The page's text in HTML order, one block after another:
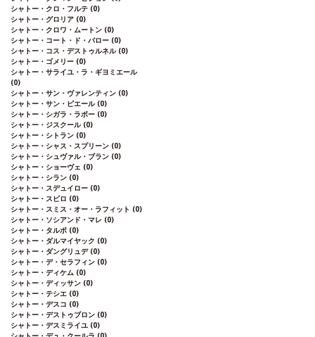
シャトー・クロ・フルテ (0)
シャトー・グロリア (0)
シャトー・クロワ・ムートン (0)
シャトー・コート・ド・バロー (0)
シャトー・コス・デストゥルネル (0)
シャトー・ゴメリー (0)
シャトー・サライユ・ラ・ギヨミエール
(0)
シャトー・サン・ヴァレンティン (0)
シャトー・サン・ピエール (0)
シャトー・シガラ・ラボー (0)
シャトー・ジスクール (0)
シャトー・シトラン (0)
シャトー・シャス・スプリーン (0)
シャトー・シュヴァル・ブラン (0)
シャトー・ショーヴェ (0)
シャトー・シラン (0)
シャトー・スデュイロー (0)
シャトー・スビロ (0)
シャトー・スミス・オー・ラフィット (0)
シャトー・ソシアンド・マレ (0)
シャトー・タルボ (0)
シャトー・ダルマイヤック (0)
シャトー・ダングリュデ (0)
シャトー・デ・セラフィン (0)
シャトー・ディケム (0)
シャトー・ディッサン (0)
シャトー・テシエ (0)
シャトー・デスコ (0)
シャトー・デストゥブロン (0)
シャトー・デスミライユ (0)